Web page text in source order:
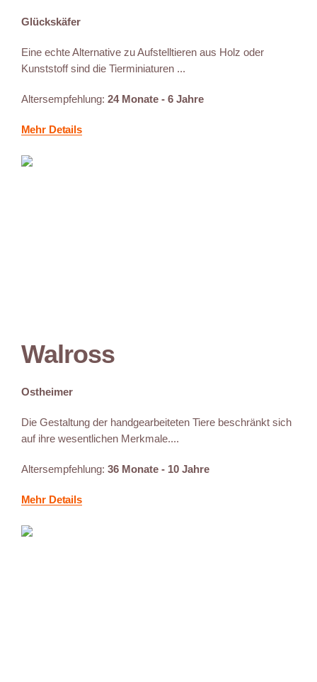
Glückskäfer
Eine echte Alternative zu Aufstelltieren aus Holz oder
Kunststoff sind die Tierminiaturen ...
Altersempfehlung: 24 Monate - 6 Jahre
Mehr Details
Walross
Ostheimer
Die Gestaltung der handgearbeiteten Tiere beschränkt sich
auf ihre wesentlichen Merkmale....
Altersempfehlung: 36 Monate - 10 Jahre
Mehr Details